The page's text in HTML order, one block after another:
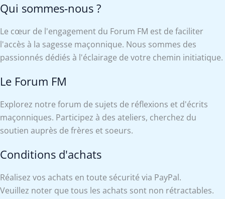
Qui sommes-nous ?
Le cœur de l'engagement du Forum FM est de faciliter
l'accès à la sagesse maçonnique. Nous sommes des
passionnés dédiés à l'éclairage de votre chemin initiatique.
Le Forum FM
Explorez notre forum de sujets de réflexions et d'écrits
maçonniques. Participez à des ateliers, cherchez du
soutien auprès de frères et soeurs.
Conditions d'achats
Réalisez vos achats en toute sécurité via PayPal.
Veuillez noter que tous les achats sont non rétractables.